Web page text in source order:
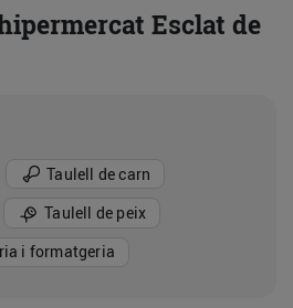
Esclat de
Taulell de carn
Taulell de peix
i formatgeria